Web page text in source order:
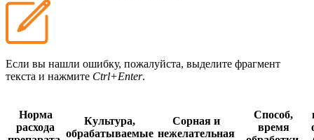
Если вы нашли ошибку, пожалуйста, выделите фрагмент
текста и нажмите Ctrl+Enter.
Норма
расхода
Культура,
обрабатываемые
Сорная и
нежелательная
Способ,
время